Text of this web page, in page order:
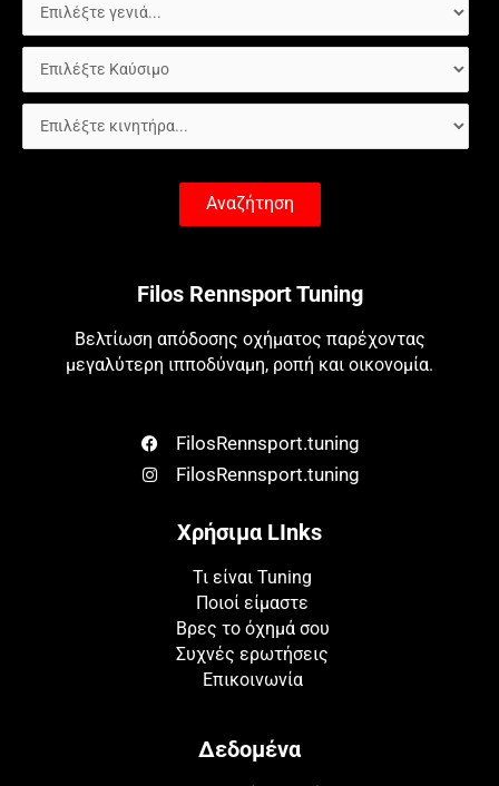
Αναζήτηση
Filos Rennsport Tuning
Βελτίωση απόδοσης οχήματος παρέχοντας
μεγαλύτερη ιπποδύναμη, ροπή και οικονομία.
FilosRennsport.tuning
FilosRennsport.tuning
Χρήσιμα LInks
Τι είναι Tuning
Ποιοί είμαστε
Βρες το όχημά σου
Συχνές ερωτήσεις
Επικοινωνία
Δεδομένα